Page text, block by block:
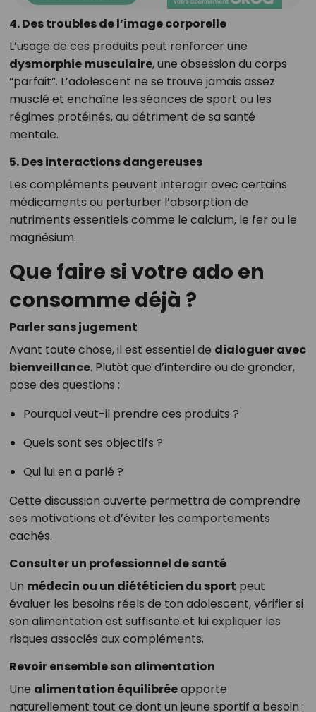
4. Des troubles de l’image corporelle
L’usage de ces produits peut renforcer une
dysmorphie musculaire, une obsession du corps
“parfait”. L’adolescent ne se trouve jamais assez
musclé et enchaîne les séances de sport ou les
régimes protéinés, au détriment de sa santé
mentale.
5. Des interactions dangereuses
Les compléments peuvent interagir avec certains
médicaments ou perturber l’absorption de
nutriments essentiels comme le calcium, le fer ou le
magnésium.
Que faire si votre ado en
consomme déjà ?
Parler sans jugement
Avant toute chose, il est essentiel de dialoguer avec
bienveillance. Plutôt que d’interdire ou de gronder,
pose des questions :
Pourquoi veut-il prendre ces produits ?
Quels sont ses objectifs ?
Qui lui en a parlé ?
Cette discussion ouverte permettra de comprendre
ses motivations et d’éviter les comportements
cachés.
Consulter un professionnel de santé
Un médecin ou un diététicien du sport peut
évaluer les besoins réels de ton adolescent, vérifier si
son alimentation est suffisante et lui expliquer les
risques associés aux compléments.
Revoir ensemble son alimentation
Une alimentation équilibréeapporte
naturellement tout ce dont un jeune sportif a besoin :